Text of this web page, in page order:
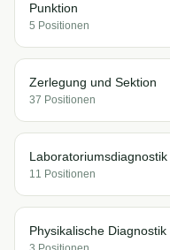
Punktion
5 Positionen
Zerlegung und Sektion
37 Positionen
Laboratoriumsdiagnostik
11 Positionen
Physikalische Diagnostik